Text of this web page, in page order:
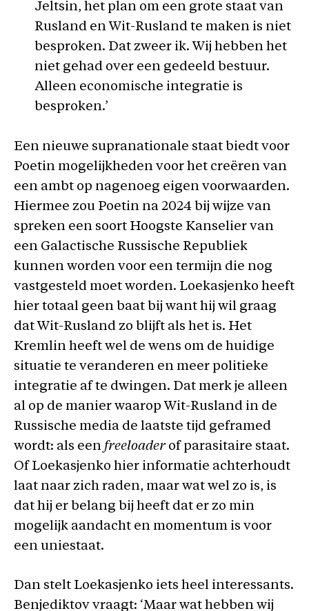
Jeltsin, het plan om een grote staat van
Rusland en Wit-Rusland te maken is niet
besproken. Dat zweer ik. Wij hebben het
niet gehad over een gedeeld bestuur.
Alleen economische integratie is
besproken.’
Een nieuwe supranationale staat biedt voor
Poetin mogelijkheden voor het creëren van
een ambt op nagenoeg eigen voorwaarden.
Hiermee zou Poetin na 2024 bij wijze van
spreken een soort Hoogste Kanselier van
een Galactische Russische Republiek
kunnen worden voor een termijn die nog
vastgesteld moet worden. Loekasjenko heeft
hier totaal geen baat bij want hij wil graag
dat Wit-Rusland zo blijft als het is. Het
Kremlin heeft wel de wens om de huidige
situatie te veranderen en meer politieke
integratie af te dwingen. Dat merk je alleen
al op de manier waarop Wit-Rusland in de
Russische media de laatste tijd geframed
wordt: als een freeloaderof parasitaire staat.
Of Loekasjenko hier informatie achterhoudt
laat naar zich raden, maar wat wel zo is, is
dat hij er belang bij heeft dat er zo min
mogelijk aandacht en momentum is voor
een uniestaat.
Dan stelt Loekasjenko iets heel interessants.
Benjediktov vraagt: ‘Maar wat hebben wij